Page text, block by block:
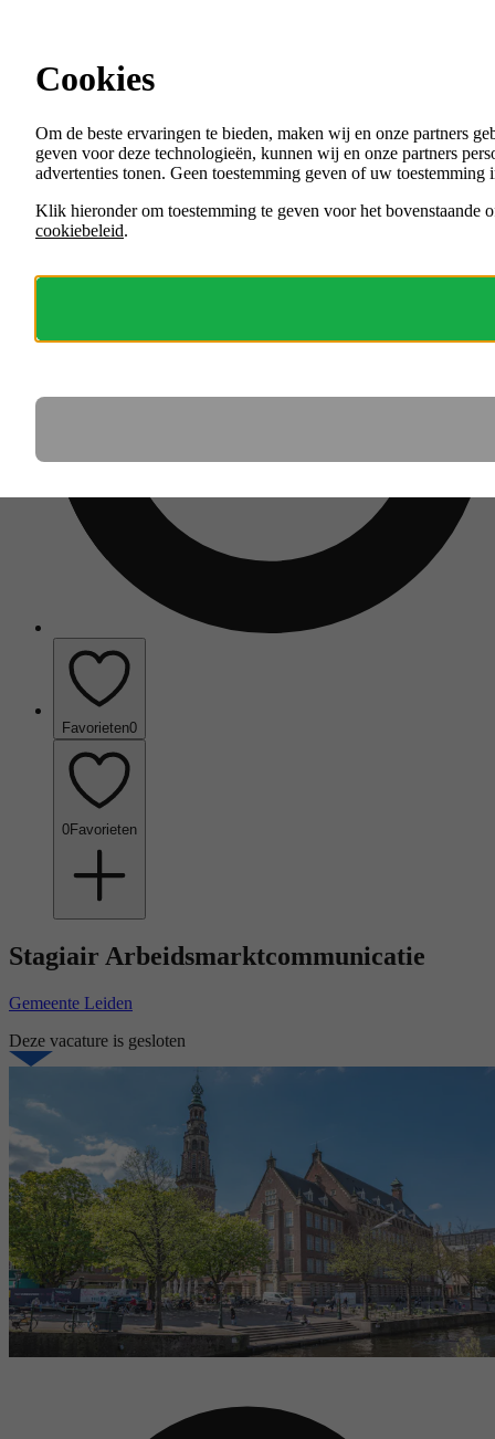
Menu
VACATURES
ORGANISATIES
Favorieten0
0Favorieten
Stagiair Arbeidsmarktcommunicatie
Gemeente Leiden
Deze vacature is gesloten
Cookies
Om de beste ervaringen te bieden, maken wij en onze partners
geven voor deze technologieën, kunnen wij en onze partners
advertenties tonen. Geen toestemming geven of uw
Klik hieronder om toestemming te geven voor het bovenstaande
cookiebeleid.